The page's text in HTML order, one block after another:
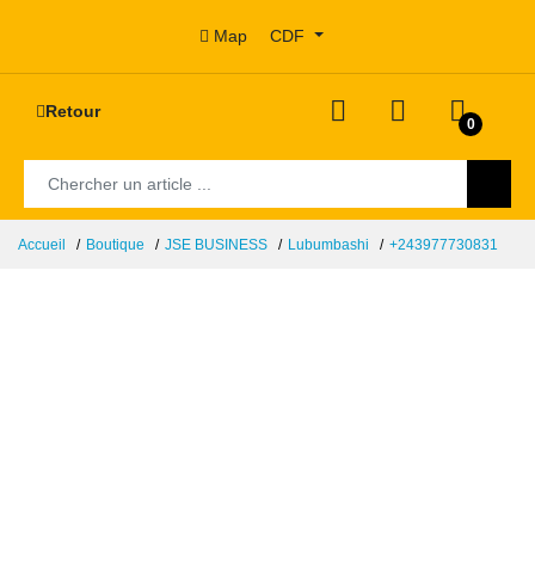
Map CDF
Retour
0
Accueil Boutique JSE BUSINESS Lubumbashi +243977730831